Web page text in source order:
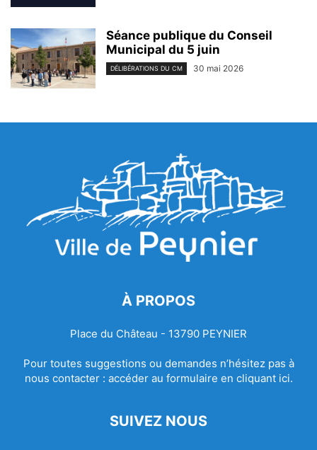
Séance publique du Conseil
Municipal du 5 juin
DÉLIBÉRATIONS DU CM 30 mai 2026
À PROPOS
Place du Château - 13790 PEYNIER
Pour toutes suggestions ou demandes n’hésitez pas à
nous contacter : accéder au formulaire en cliquant ici.
SUIVEZ NOUS